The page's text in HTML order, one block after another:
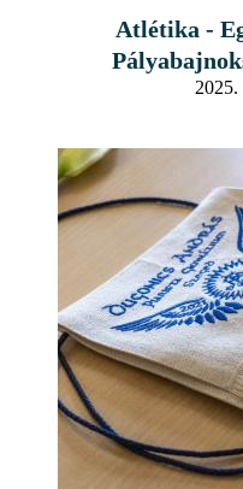
Atlétika -
2025.